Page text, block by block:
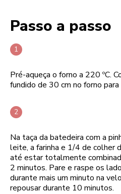
Passo a passo
Pré-aqueça o forno a 220 ºC.
fundido de 30 cm no forno para
Na taça da batedeira com a
leite, a farinha e 1/4 de colher
até estar totalmente
2 minutos. Pare e raspe os
durante mais um minuto na
repousar durante 10 minutos.